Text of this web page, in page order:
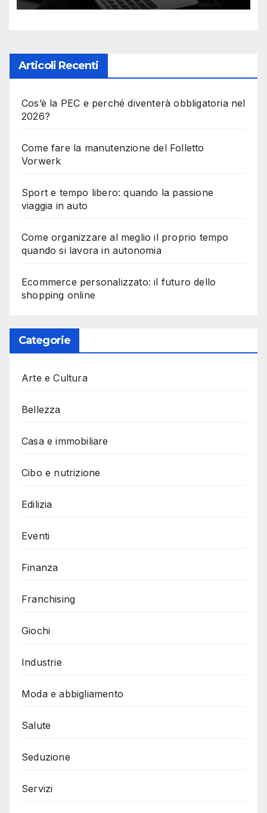
Articoli Recenti
Cos’è la PEC e perché diventerà obbligatoria nel
2026?
Come fare la manutenzione del Folletto
Vorwerk
Sport e tempo libero: quando la passione
viaggia in auto
Come organizzare al meglio il proprio tempo
quando si lavora in autonomia
Ecommerce personalizzato: il futuro dello
shopping online
Categorie
Arte e Cultura
Bellezza
Casa e immobiliare
Cibo e nutrizione
Edilizia
Eventi
Finanza
Franchising
Giochi
Industrie
Moda e abbigliamento
Salute
Seduzione
Servizi